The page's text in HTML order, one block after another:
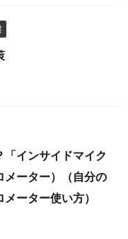
インサイドマイク
メーター）（自分の
ーター使い方）